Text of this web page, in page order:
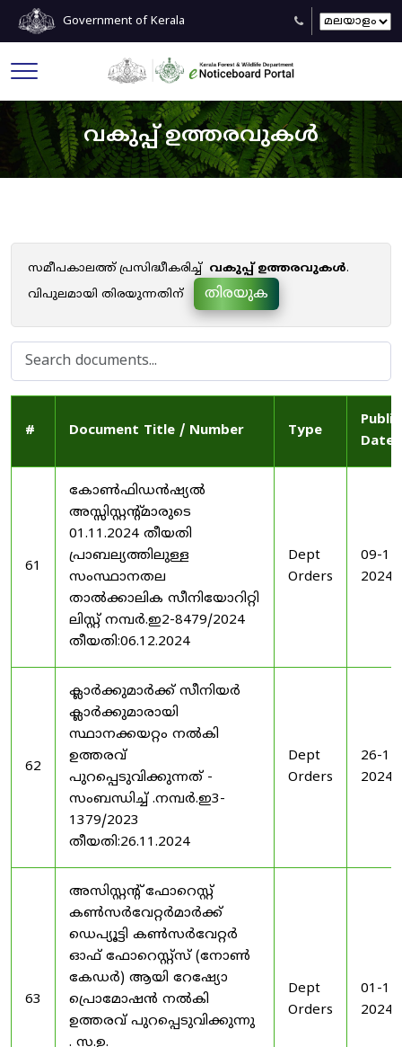
Government of Kerala
വകുപ്പ് ഉത്തരവുകൾ
സമീപകാലത്ത് പ്രസിദ്ധീകരിച്ച് വകുപ്പ് ഉത്തരവുകൾ.
വിപുലമായി തിരയുന്നതിന്
തിരയുക
# Document Title / Number Type
Date
61
കോൺഫിഡൻഷ്യൽ
അസ്സിസ്റ്റന്റ്മാരുടെ
01.11.2024 തീയതി
പ്രാബല്യത്തിലുള്ള
സംസ്ഥാനതല
താൽക്കാലിക സീനിയോറിറ്റി
ലിസ്റ്റ് നമ്പർ.ഇ2-8479/2024
തീയതി:06.12.2024
Dept
Orders
09-
2024
62
ക്ലാർക്കുമാർക്ക് സീനിയർ
ക്ലാർക്കുമാരായി
സ്ഥാനക്കയറ്റം നൽകി
ഉത്തരവ്
പുറപ്പെടുവിക്കുന്നത് -
സംബന്ധിച്ച് .നമ്പർ.ഇ3-
1379/2023
തീയതി:26.11.2024
Dept
Orders
26-
2024
63
അസിസ്റ്റന്റ് ഫോറെസ്റ്റ്
കൺസർവേറ്റർമാർക്ക്
ഡെപ്യൂട്ടി കൺസർവേറ്റർ
ഓഫ് ഫോറെസ്റ്റ്സ് (നോൺ
കേഡർ) ആയി റേഷ്യോ
പ്രൊമോഷൻ നൽകി
ഉത്തരവ് പുറപ്പെടുവിക്കുന്നു
. സ.ഉ.
Dept
Orders
01-
2024